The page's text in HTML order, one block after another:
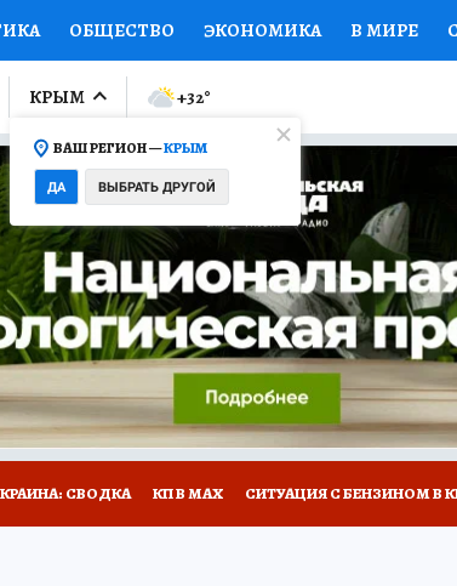
ОБЩЕСТВО ЭКОНОМИКА В МИРЕ
КОЛУМНИСТЫ
ОТКРЫВАЕМ МИР СЕМЬЯ
СЕРИАЛЫ СПЕЦПРОЕКТЫ
КОНКУРСЫ РАБОТА У НАС ГИД
САЙТЕ
КРЫМ
ВАШ РЕГИОН —КРЫМ
ДА ВЫБРАТЬ ДРУГОЙ
+32°
СВОДКА КП В МАХ СИТУАЦИЯ С БЕНЗИНОМ В